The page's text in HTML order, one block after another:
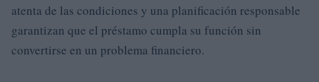
atenta de las condiciones y una planificación responsable
garantizan que el préstamo cumpla su función sin
convertirse en un problema financiero.